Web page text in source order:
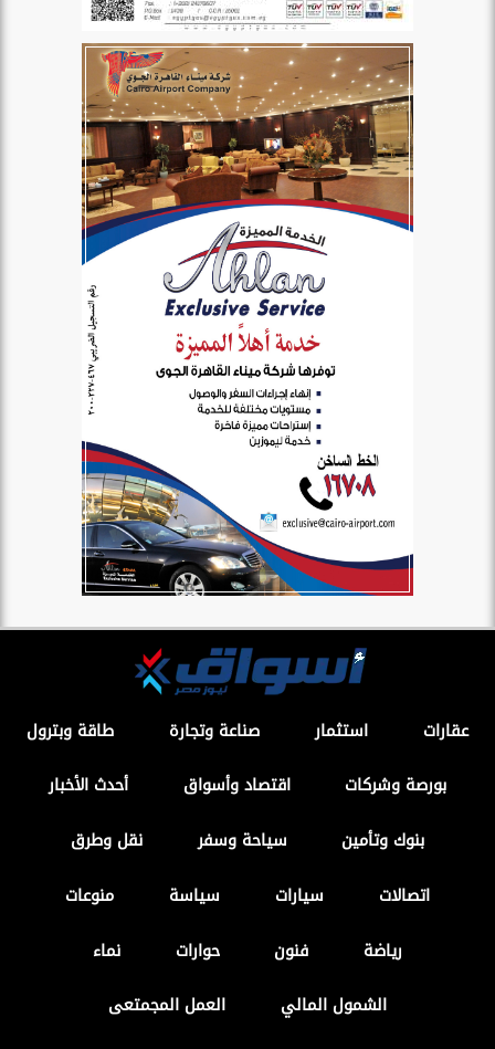
عقارات استثمار صناعة وتجارة
طاقة وبترول
بورصة وشركات
اقتصاد وأسواق
أحدث الأخبار
بنوك وتأمين
سياحة وسفر
نقل وطرق
اتصالات
سيارات سياسة
منوعات
رياضة
فنون حوارات
نماء
الشمول المالي
العمل المجمتعى